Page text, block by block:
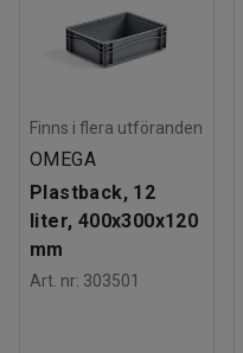
Finns i flera utföranden
OMEGA
Plastback, 12
liter, 400x300x120
mm
Art. nr: 303501